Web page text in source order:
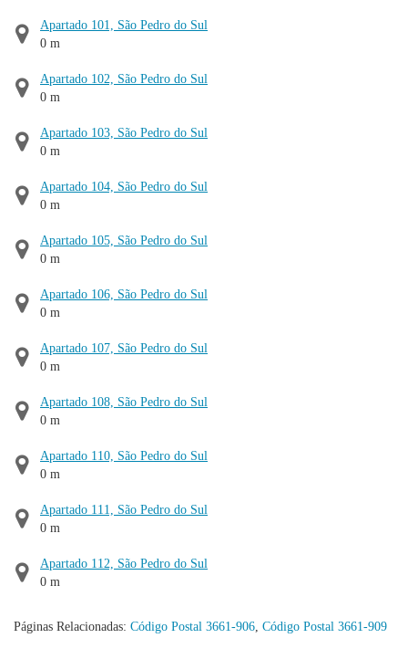
Apartado 101, São Pedro do Sul
0 m
Apartado 102, São Pedro do Sul
0 m
Apartado 103, São Pedro do Sul
0 m
Apartado 104, São Pedro do Sul
0 m
Apartado 105, São Pedro do Sul
0 m
Apartado 106, São Pedro do Sul
0 m
Apartado 107, São Pedro do Sul
0 m
Apartado 108, São Pedro do Sul
0 m
Apartado 110, São Pedro do Sul
0 m
Apartado 111, São Pedro do Sul
0 m
Apartado 112, São Pedro do Sul
0 m
Páginas Relacionadas: Código Postal 3661-906, Código Postal 3661-909